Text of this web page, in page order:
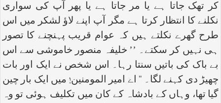
کر تھک جاتا ہے یا مر جاتا ہے یا پھر آپ کی سواری
نکلنے کا انتظار کرتا ہے مگر آپ اپنے لاؤ لشکر میں اس
طرح گھرے نکلتے ہیں کہ عوام قریب پہنچنے کا تصور
ہی نہیں کر سکتے۔ ’’ خلیفہ منصور خاموشی سے اس
بے باک کی باتیں سنتا رہا۔ اس شخص نے ایک اور بات
چھیڑ دی کہنے لگا۔ ‘‘ اے امیر المومنین! میں ایک بار چین
گیا تھا، وہاں کے بادشاہ کے کان میں تکلیف ہوئی تو وہ